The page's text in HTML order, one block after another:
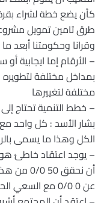
كأن يضع خطة لشراء
طرق تامين تمويل
وقرانا وحكومتنا أبعد
– الأرقام إما ايجابية
بمداخل مختلفة
مختلفة لتغييرها
– خطط التنمية تحتاج
بشار الأسد : كل واحد
الكل وهذا ما يسمى
– يوجد اعتقاد خاطئ
أن نحقق
عن 0 0/0 مع السعي الحثيث نحو ال 100 0/0